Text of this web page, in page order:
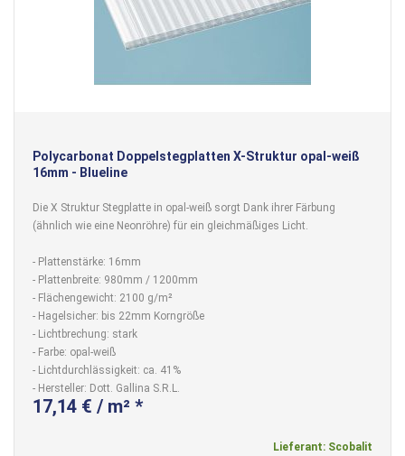
Polycarbonat Doppelstegplatten X-Struktur opal-weiß
16mm - Blueline
Die X Struktur Stegplatte in opal-weiß sorgt Dank ihrer Färbung
(ähnlich wie eine Neonröhre) für ein gleichmäßiges Licht.
- Plattenstärke: 16mm
- Plattenbreite: 980mm / 1200mm
- Flächengewicht: 2100 g/m²
- Hagelsicher: bis 22mm Korngröße
- Lichtbrechung: stark
- Farbe: opal-weiß
- Lichtdurchlässigkeit: ca. 41%
- Hersteller: Dott. Gallina S.R.L.
17,14 € / m² *
Lieferant: Scobalit